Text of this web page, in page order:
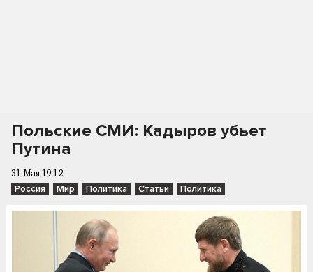
Польские СМИ: Кадыров убьет
Путина
31 Мая 19:12
Россия Мир Политика Статьи Политика